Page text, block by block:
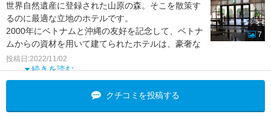
世界自然遺産に登録された山原の森。そこを散策す
るのに最適な立地のホテルです。
2000年にベトナムと沖縄の友好を記念して、ベトナ
ムからの資材を用いて建てられたホテルは、豪奢な
外観と就航な調度品が独特
続きを読む
投稿日:2022/11/02
7
クチコミを投稿する